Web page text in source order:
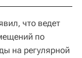
что ведет
по
на регулярной